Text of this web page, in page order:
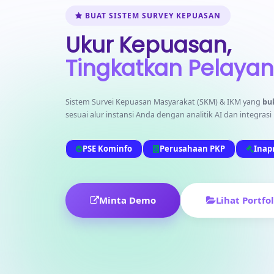
BUAT SISTEM SURVEY KEPUASAN
Ukur Kepuasan,
Tingkatkan
Sistem Survei Kepuasan Masyarakat (SKM) & IKM yang
sesuai alur instansi Anda dengan analitik AI dan integrasi
PSE Kominfo Perusahaan PKP
Minta Demo Lihat